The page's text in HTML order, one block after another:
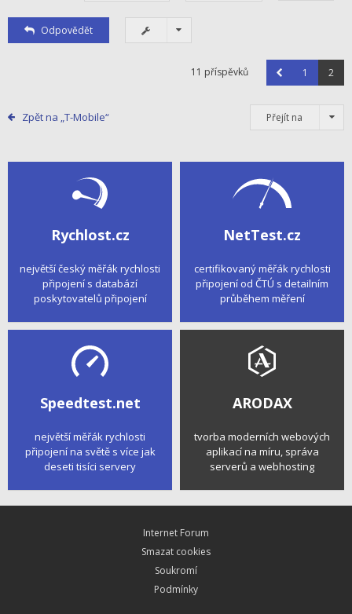
Odpovědět
11 příspěvků 1 2
Zpět na „T-Mobile“ Přejít na
Rychlost.cz
největší český měřák rychlosti
připojení s databází
poskytovatelů připojení
NetTest.cz
certifikovaný měřák rychlosti
připojení od ČTÚ s detailním
průběhem měření
Speedtest.net
největší měřák rychlosti
připojení na světě s více jak
deseti tisíci servery
ARODAX
tvorba moderních webových
aplikací na míru, správa
serverů a webhosting
Internet Forum
Smazat cookies
Soukromí
Podmínky